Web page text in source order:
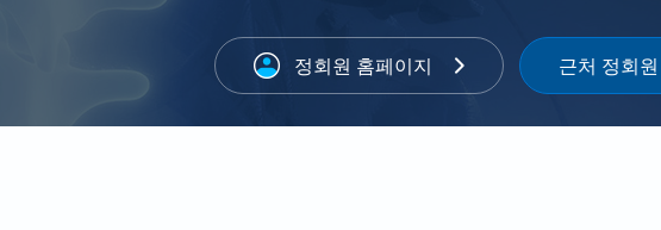
정회원 홈페이지 근처 정회